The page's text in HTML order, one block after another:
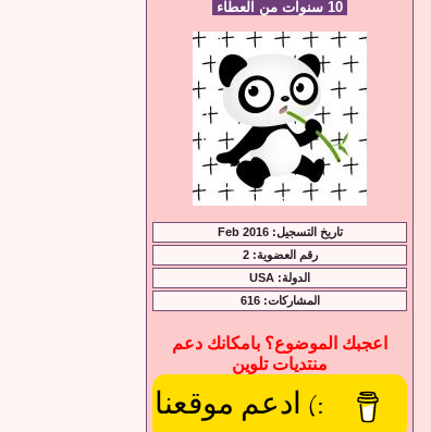
تاريخ التسجيل: Feb 2016
رقم العضوية: 2
الدولة: USA
المشاركات: 616
اعجبك الموضوع؟ بامكانك دعم
منتديات تلوين
:) ادعم موقعنا